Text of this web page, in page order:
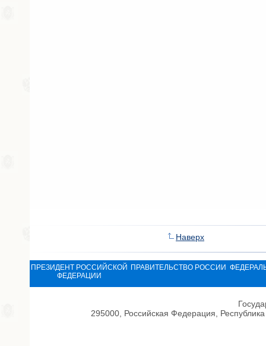
Наверх
ПРЕЗИДЕНТ РОССИЙСКОЙ
ФЕДЕРАЦИИ
ПРАВИТЕЛЬСТВО РОССИИ
295000, Российская Федерация,